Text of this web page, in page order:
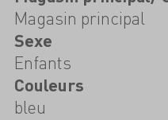
Magasin principal
Sexe
Enfants
Couleurs
bleu